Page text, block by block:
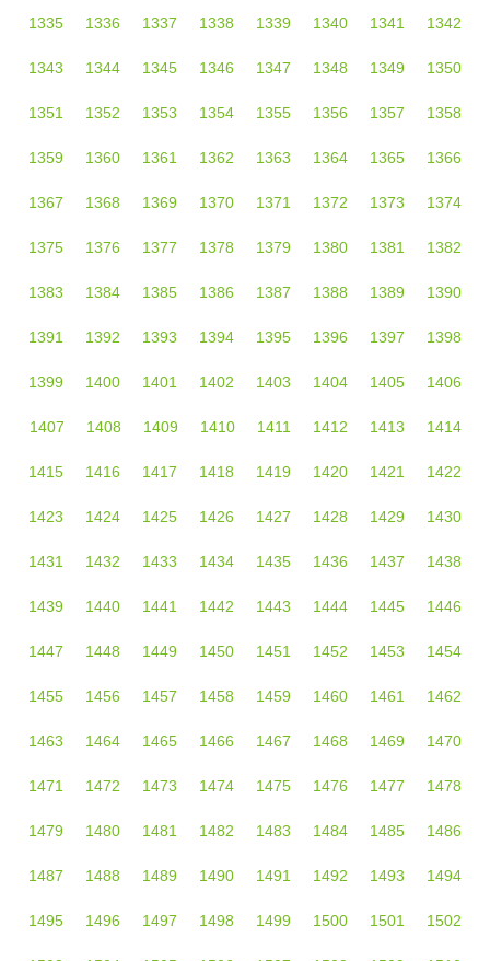
1335 1336 1337 1338 1339 1340 1341 1342
1343 1344 1345 1346 1347 1348 1349 1350
1351 1352 1353 1354 1355 1356 1357 1358
1359 1360 1361 1362 1363 1364 1365 1366
1367 1368 1369 1370 1371 1372 1373 1374
1375 1376 1377 1378 1379 1380 1381 1382
1383 1384 1385 1386 1387 1388 1389 1390
1391 1392 1393 1394 1395 1396 1397 1398
1399 1400 1401 1402 1403 1404 1405 1406
1407 1408 1409 1410 1411 1412 1413 1414
1415 1416 1417 1418 1419 1420 1421 1422
1423 1424 1425 1426 1427 1428 1429 1430
1431 1432 1433 1434 1435 1436 1437 1438
1439 1440 1441 1442 1443 1444 1445 1446
1447 1448 1449 1450 1451 1452 1453 1454
1455 1456 1457 1458 1459 1460 1461 1462
1463 1464 1465 1466 1467 1468 1469 1470
1471 1472 1473 1474 1475 1476 1477 1478
1479 1480 1481 1482 1483 1484 1485 1486
1487 1488 1489 1490 1491 1492 1493 1494
1495 1496 1497 1498 1499 1500 1501 1502